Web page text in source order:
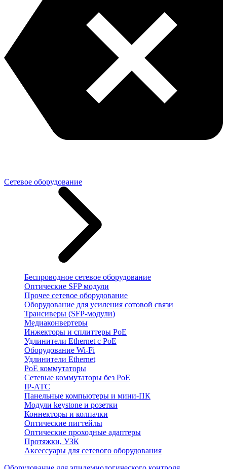
Сетевое оборудование
Беспроводное сетевое оборудование
Оптические SFP модули
Прочее сетевое оборудование
Оборудование для усиления сотовой связи
Трансиверы (SFP-модули)
Медиаконвертеры
Инжекторы и сплиттеры PoE
Удлинители Ethernet с PoE
Оборудование Wi-Fi
Удлинители Ethernet
PoE коммутаторы
Сетевые коммутаторы без PoE
IP-АТС
Панельные компьютеры и мини-ПК
Модули keystone и розетки
Коннекторы и колпачки
Оптические пигтейлы
Оптические проходные адаптеры
Протяжки, УЗК
Аксессуары для сетевого оборудования